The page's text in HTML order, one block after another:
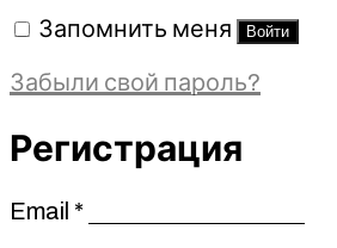
Запомнить меня Войти
Забыли свой пароль?
Регистрация
Email *Обязательно